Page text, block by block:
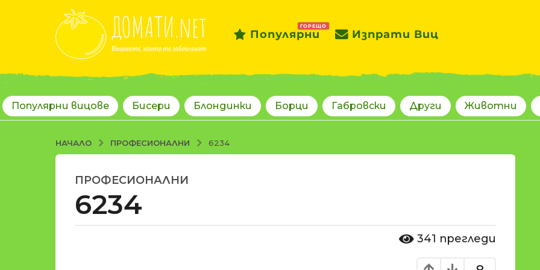
Популярни
ГОРЕЩО
Изпрати Виц
Популярни вицове Бисери Блондинки Борци Габровски Други Животни
НАЧАЛО ПРОФЕСИОНАЛНИ 6234
1
8
г
ПРОФЕСИОНАЛНИ
6234
341 прегледи